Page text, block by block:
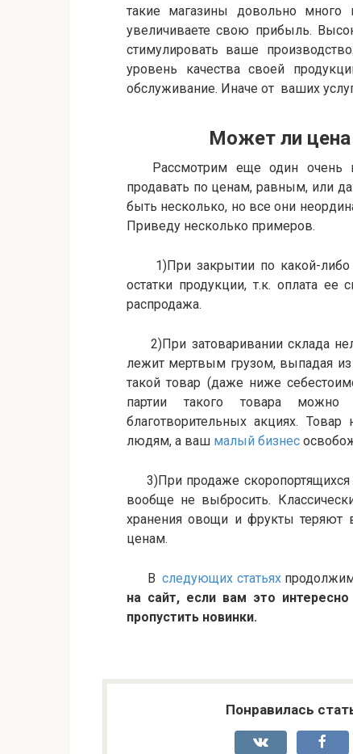
такие магазины довольно
увеличиваете свою прибыль.
стимулировать ваше
уровень качества своей
обслуживание. Иначе от ваших
Может ли цена
Рассмотрим еще один очень
продавать по ценам, равным, или
быть несколько, но все они
Приведу несколько примеров.
1)При закрытии по какой-либо
остатки продукции, т.к. оплата
распродажа.
2)При затоваривании склада
лежит мертвым грузом, выпадая из
такой товар (даже ниже
партии такого товара
благотворительных акциях.
людям, а ваш малый бизнес
3)При продаже скоропортящихся
вообще не выбросить.
хранения овощи и фрукты теряют
ценам.
Вследующих статьях
на сайт, если вам это
пропустить новинки.
Понравилась